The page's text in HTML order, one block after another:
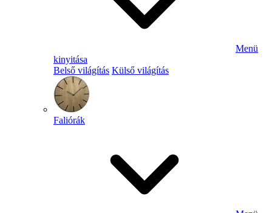
Menü
kinyitása
Belső világítás Külső világítás
Faliórák